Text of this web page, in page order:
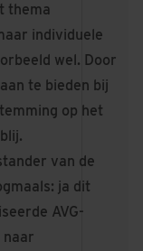
thema
individuele
wel. Door
te bieden bij
op het
van de
ja dit
AVG-
naar